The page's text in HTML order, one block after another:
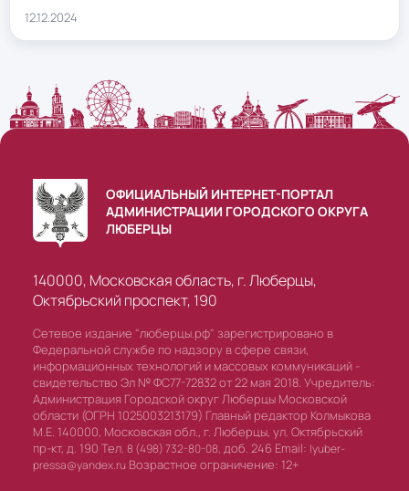
12.12.2024
ОФИЦИАЛЬНЫЙ ИНТЕРНЕТ-ПОРТАЛ
АДМИНИСТРАЦИИ ГОРОДСКОГО ОКРУГА
ЛЮБЕРЦЫ
140000, Московская область, г. Люберцы,
Октябрьский проспект, 190
Сетевое издание "люберцы.рф" зарегистрировано в
Федеральной службе по надзору в сфере связи,
информационных технологий и массовых коммуникаций -
свидетельство Эл № ФС77-72832 от 22 мая 2018. Учредитель:
Администрация Городской округ Люберцы Московской
области (ОГРН 1025003213179) Главный редактор Колмыкова
М.Е. 140000, Московская обл., г. Люберцы, ул. Октябрьский
пр-кт, д. 190 Тел. 8 (498) 732-80-08, доб. 246 Email: lyuber-
pressa@yandex.ru Возрастное ограничение: 12+